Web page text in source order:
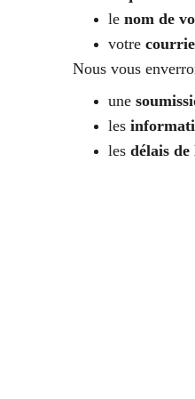
le nom de
votre
Nous vous
une
les
les délais